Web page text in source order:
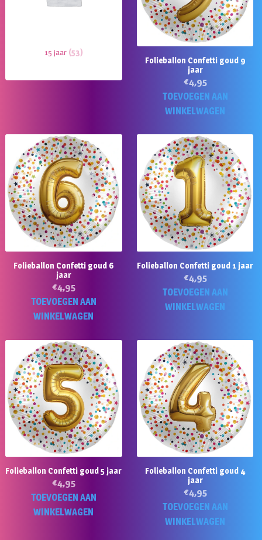
15 jaar (53)
Folieballon Confetti goud 9
jaar
€4,95
TOEVOEGEN AAN
WINKELWAGEN
Folieballon Confetti goud 6
jaar
€4,95
TOEVOEGEN AAN
WINKELWAGEN
Folieballon Confetti goud 1 jaar
€4,95
TOEVOEGEN AAN
WINKELWAGEN
Folieballon Confetti goud 5 jaar
€4,95
TOEVOEGEN AAN
WINKELWAGEN
Folieballon Confetti goud 4
jaar
€4,95
TOEVOEGEN AAN
WINKELWAGEN